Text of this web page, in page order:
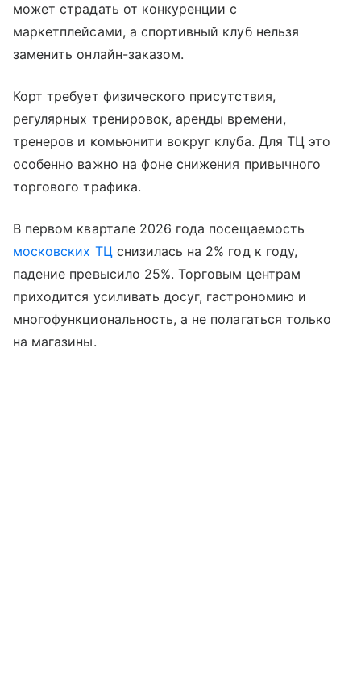
может страдать от конкуренции с
маркетплейсами, а спортивный клуб нельзя
заменить онлайн-заказом.
Корт требует физического присутствия,
регулярных тренировок, аренды времени,
тренеров и комьюнити вокруг клуба. Для ТЦ это
особенно важно на фоне снижения привычного
торгового трафика.
В первом квартале 2026 года посещаемость
московских ТЦснизилась на 2% год к году,
падение превысило 25%. Торговым центрам
приходится усиливать досуг, гастрономию и
многофункциональность, а не полагаться только
на магазины.